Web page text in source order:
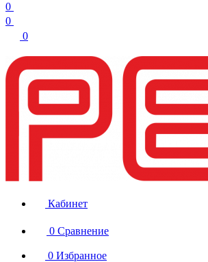
0
0
0
Кабинет
0 Сравнение
0 Избранное